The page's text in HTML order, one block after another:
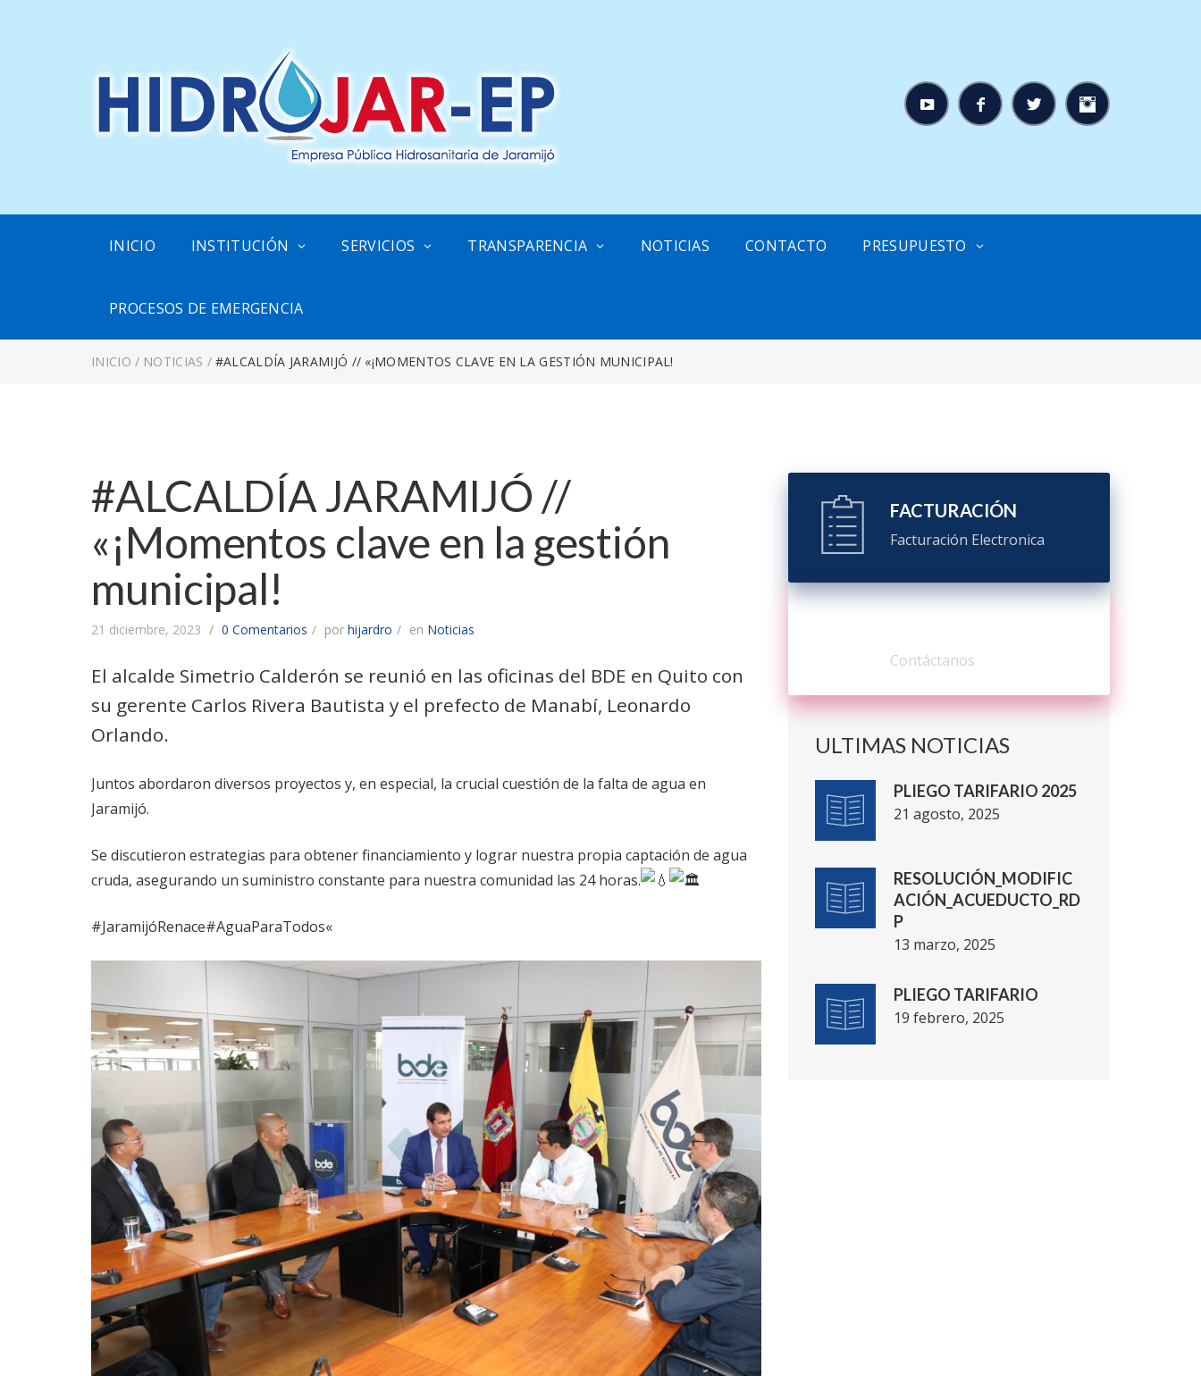
INICIO INSTITUCIÓN SERVICIOS TRANSPARENCIA NOTICIAS CONTACTO PRESUPUESTO
PROCESOS DE EMERGENCIA
INICIO / NOTICIAS / #ALCALDÍA JARAMIJÓ // «¡MOMENTOS CLAVE EN LA GESTIÓN MUNICIPAL!
#ALCALDÍA JARAMIJÓ //
«¡Momentos clave en la gestión
municipal!
21 diciembre, 2023 0 Comentarios por hijardro en Noticias
El alcalde Simetrio Calderón se reunió en las oficinas del BDE en Quito con
su gerente Carlos Rivera Bautista y el prefecto de Manabí, Leonardo
Orlando.
Juntos abordaron diversos proyectos y, en especial, la crucial cuestión de la falta de agua en
Jaramijó.
Se discutieron estrategias para obtener financiamiento y lograr nuestra propia captación de agua
cruda, asegurando un suministro constante para nuestra comunidad las 24 horas.
#JaramijóRenace#AguaParaTodos«
FACTURACIÓN
Facturación Electronica
Contáctanos
ULTIMAS NOTICIAS
PLIEGO TARIFARIO 2025
21 agosto, 2025
RESOLUCIÓN_MODIFIC
ACIÓN_ACUEDUCTO_RD
P
13 marzo, 2025
PLIEGO TARIFARIO
19 febrero, 2025